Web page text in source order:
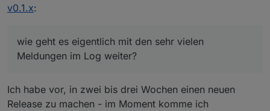
v0.1.x:
wie geht es eigentlich mit den sehr vielen
Meldungen im Log weiter?
Ich habe vor, in zwei bis drei Wochen einen neuen
Release zu machen - im Moment komme ich